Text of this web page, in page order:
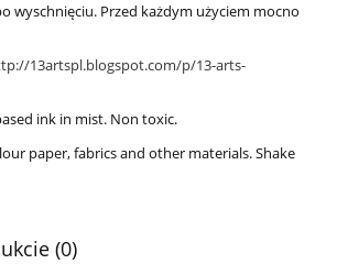
wyschnięciu. Przed każdym użyciem mocno
13artspl.blogspot.com/p/13-arts-
ink in mist. Non toxic.
paper, fabrics and other materials. Shake
(0)